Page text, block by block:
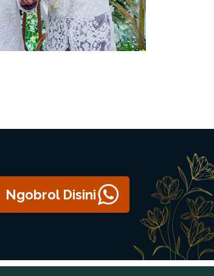
Ngobrol Disini